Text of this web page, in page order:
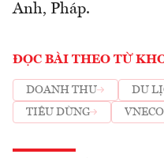
Anh, Pháp.
ĐỌC BÀI THEO TỪ
DOANH THU DU
TIÊU DÙNG